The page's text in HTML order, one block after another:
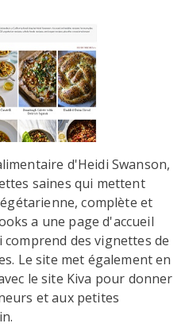
d'Heidi Swanson,
saines qui mettent
complète et
a une page d'accueil
des vignettes de
Le site met également en
le site Kiva pour donner
et aux petites